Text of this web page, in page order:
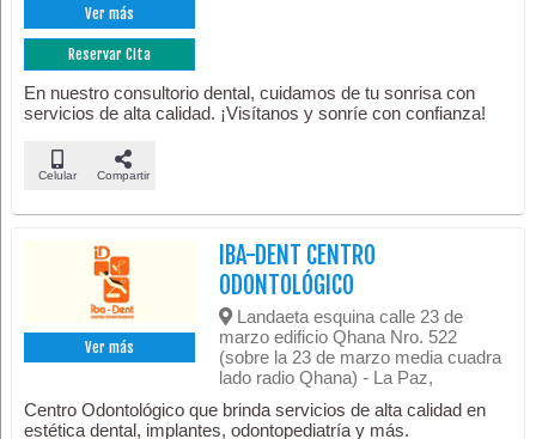
Ver más
Reservar Cita
En nuestro consultorio dental, cuidamos de tu sonrisa con
servicios de alta calidad. ¡Visítanos y sonríe con confianza!
Celular Compartir
Ver más
IBA-DENT CENTRO
ODONTOLÓGICO
Landaeta esquina calle 23 de
marzo edificio Qhana Nro. 522
(sobre la 23 de marzo media cuadra
lado radio Qhana) - La Paz,
Centro Odontológico que brinda servicios de alta calidad en
estética dental, implantes, odontopediatría y más.